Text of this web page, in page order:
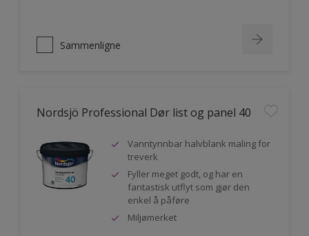
Sammenligne
Nordsjö Professional Dør list og panel 40
Vanntynnbar halvblank maling for
treverk
Fyller meget godt, og har en
fantastisk utflyt som gjør den
enkel å påføre
Miljømerket